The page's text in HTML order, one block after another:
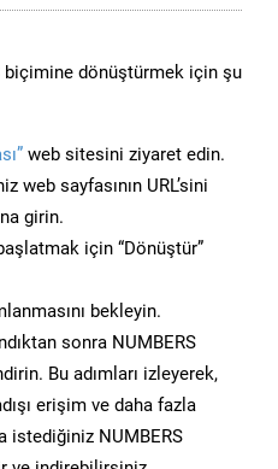
biçimine dönüştürmek için şu
web sitesini ziyaret edin.
web sayfasının URL’sini
girin.
için “Dönüştür”
bekleyin.
sonra NUMBERS
Bu adımları izleyerek,
erişim ve daha fazla
istediğiniz NUMBERS